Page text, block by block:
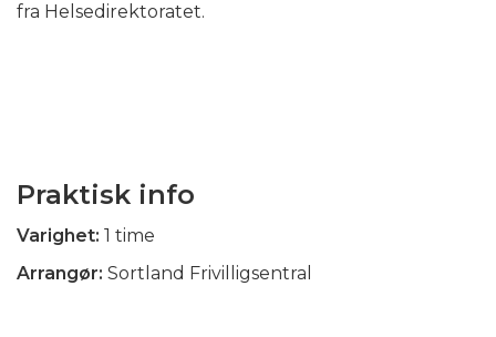
fra Helsedirektoratet.
Praktisk info
Varighet: 1 time
Arrangør: Sortland Frivilligsentral